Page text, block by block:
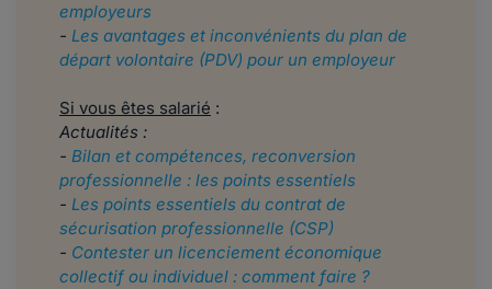
employeurs
- Les avantages et inconvénients du plan de
départ volontaire (PDV) pour un employeur
Si vous êtes salarié :
Actualités :
- Bilan et compétences, reconversion
professionnelle : les points essentiels
- Les points essentiels du contrat de
sécurisation professionnelle (CSP)
- Contester un licenciement économique
collectif ou individuel : comment faire ?